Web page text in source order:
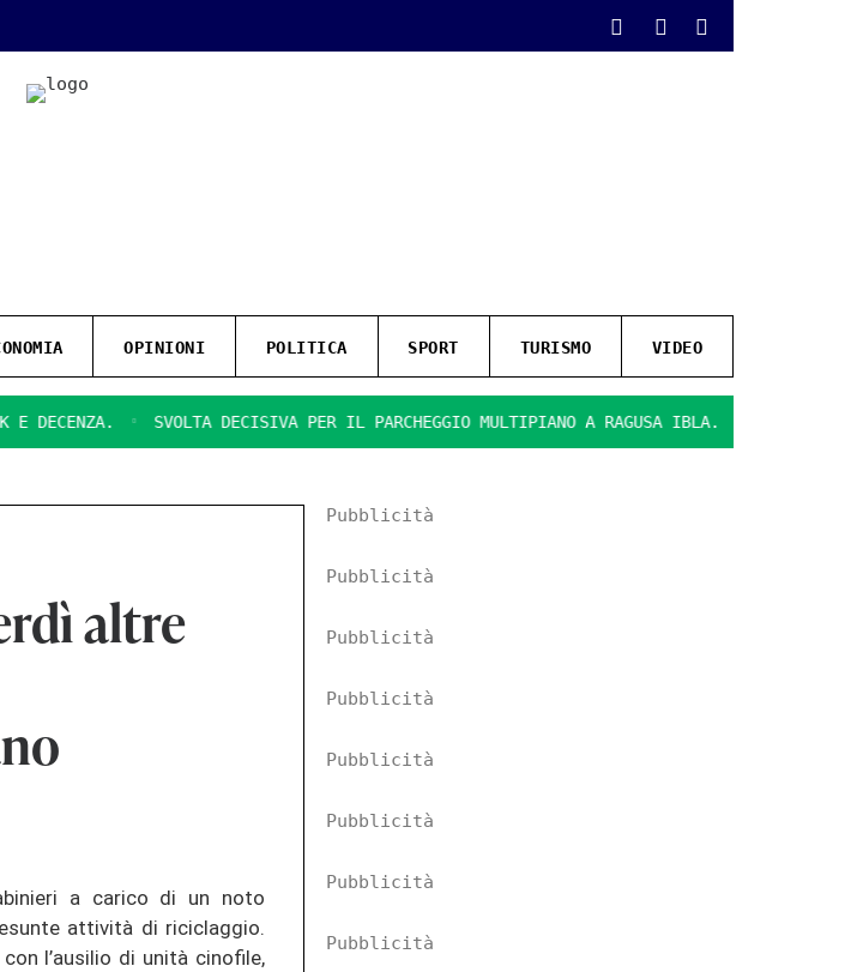
OPINIONI POLITICA SPORT TURISMO VIDEO
SVOLTA DECISIVA PER IL PARCHEGGIO MULTIPIANO A RAGUSA IBLA. PRESENTATE LE
altre
a carico di un noto
attività di riciclaggio.
l’ausilio di unità cinofile,
Pubblicità
Pubblicità
Pubblicità
Pubblicità
Pubblicità
Pubblicità
Pubblicità
Pubblicità